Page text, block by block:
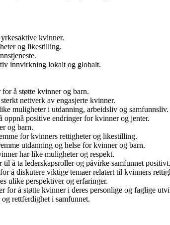
kvinner.
og likestilling.
innvirkning lokalt og globalt.
å støtte kvinner og barn.
nettverk av engasjerte kvinner.
muligheter i utdanning, arbeidsliv og samfunnsliv.
oppnå positive endringer for kvinner og jenter.
og barn.
for kvinners rettigheter og likestilling.
utdanning og helse for kvinner og barn.
har like muligheter og respekt.
å ta lederskapsroller og påvirke samfunnet positivt.
å diskutere viktige temaer relatert til kvinners
ulike perspektiver og erfaringer.
for å støtte kvinner i deres personlige og faglige
rettferdighet i samfunnet.